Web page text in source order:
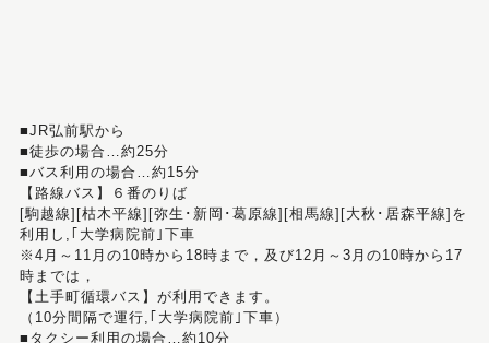
■JR弘前駅から
■徒歩の場合…約25分
■バス利用の場合…約15分
【路線バス】６番のりば
[駒越線][枯木平線][弥生･新岡･葛原線][相馬線][大秋･居森平線]を
利用し,｢大学病院前｣下車
※4月～11月の10時から18時まで，及び12月～3月の10時から17
時までは，
【土手町循環バス】が利用できます。
（10分間隔で運行,｢大学病院前｣下車）
■タクシー利用の場合…約10分